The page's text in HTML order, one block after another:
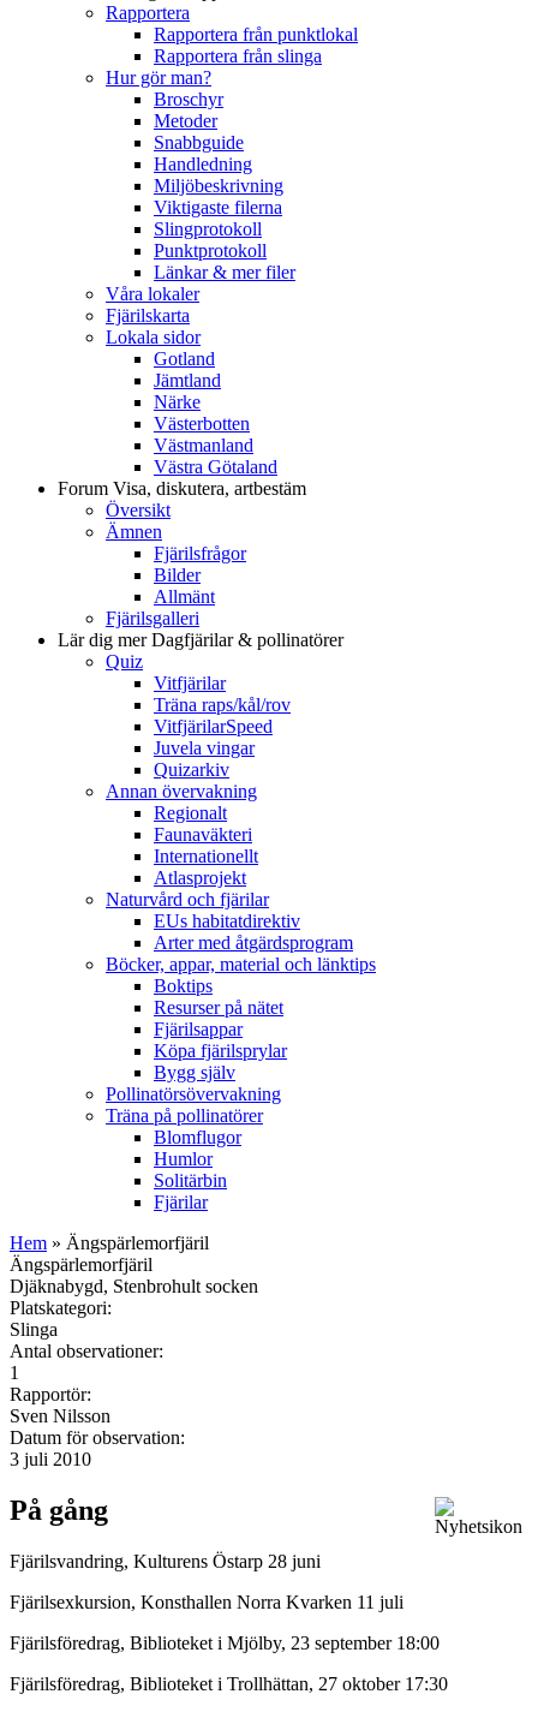
Rapportera
Rapportera från punktlokal
Rapportera från slinga
Hur gör man?
Broschyr
Metoder
Snabbguide
Handledning
Miljöbeskrivning
Viktigaste filerna
Slingprotokoll
Punktprotokoll
Länkar & mer filer
Våra lokaler
Fjärilskarta
Lokala sidor
Gotland
Jämtland
Närke
Västerbotten
Västmanland
Västra Götaland
Forum Visa, diskutera, artbestäm
Översikt
Ämnen
Fjärilsfrågor
Bilder
Allmänt
Fjärilsgalleri
Lär dig merDagfjärilar & pollinatörer
Quiz
Vitfjärilar
Träna raps/kål/rov
VitfjärilarSpeed
Juvela vingar
Quizarkiv
Annan övervakning
Regionalt
Faunaväkteri
Internationellt
Atlasprojekt
Naturvård och fjärilar
EUs habitatdirektiv
Arter med åtgärdsprogram
Böcker, appar, material och länktips
Boktips
Resurser på nätet
Fjärilsappar
Köpa fjärilsprylar
Bygg själv
Pollinatörsövervakning
Träna på pollinatörer
Blomflugor
Humlor
Solitärbin
Fjärilar
Hem » Ängspärlemorfjäril
Ängspärlemorfjäril
Djäknabygd, Stenbrohult socken
Platskategori:
Slinga
Antal observationer:
1
Rapportör:
Sven Nilsson
Datum för observation:
3 juli 2010
På gång
Fjärilsvandring, Kulturens Östarp 28 juni
Fjärilsexkursion, Konsthallen Norra Kvarken 11 juli
Fjärilsföredrag, Biblioteket i Mjölby, 23 september 18:00
Fjärilsföredrag, Biblioteket i Trollhättan, 27 oktober 17:30